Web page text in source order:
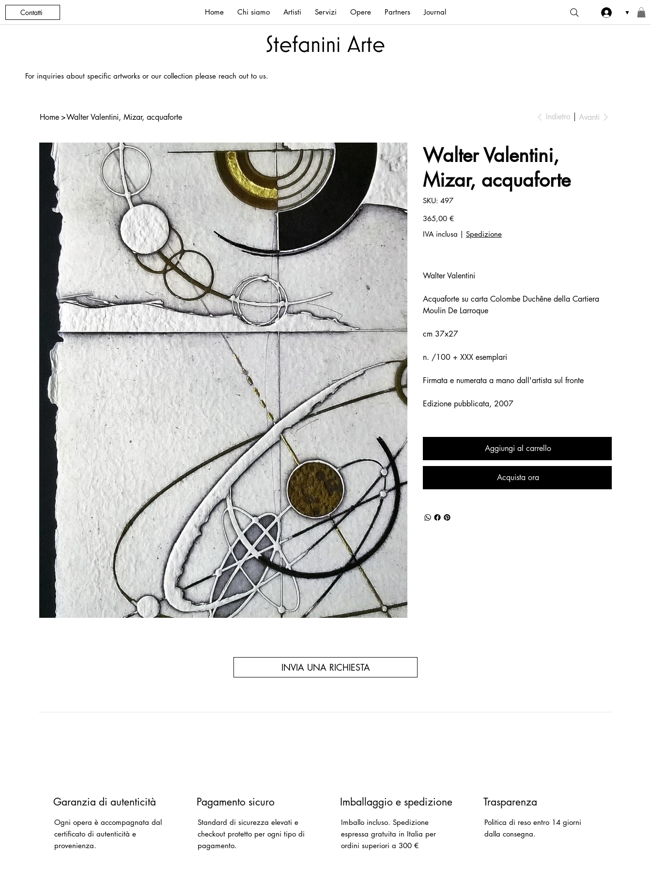
Contatti Home Chi siamo Artisti Servizi Opere Partners Journal ▼
For inquiries about specific artworks or our collection please reach out to us.
Home >Walter Valentini, Mizar, acquaforte Indietro Avanti
Walter Valentini,
Mizar, acquaforte
SKU:
SKU
497
497
Prezzo
365,00 €
IVA inclusa | Spedizione
Walter Valentini
Acquaforte su carta Colombe Duchêne della Cartiera
Moulin De Larroque
cm 37x27
n. /100 + XXX esemplari
Firmata e numerata a mano dall'artista sul fronte
Edizione pubblicata, 2007
Aggiungi al carrello
Acquista ora
INVIA UNA RICHIESTA
Garanzia di autenticità
Ogni opera è accompagnata dal
certificato di autenticità e
provenienza.
Pagamento sicuro
Standard di sicurezza elevati e
checkout protetto per ogni tipo di
pagamento.
Imballaggio e spedizione
Imballo incluso.Spedizione
espressa gratuita in Italia per
ordini superiori a 300 €
Trasparenza
Politica di reso entro 14 giorni
dalla consegna.